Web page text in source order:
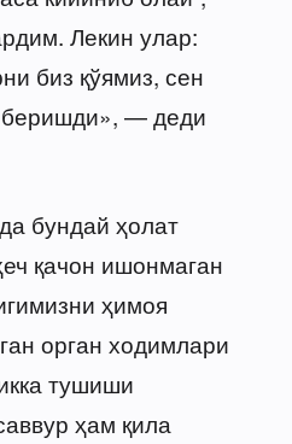
Лекин улар:
биз қўямиз, сен
беришди», — деди
бундай ҳолат
қачон ишонмаган
ҳимоя
орган ходимлари
тушиши
ҳам қила